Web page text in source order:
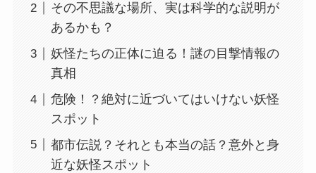
その不思議な場所、実は科学的な説明が
あるかも？
妖怪たちの正体に迫る！謎の目撃情報の
真相
危険！？絶対に近づいてはいけない妖怪
スポット
都市伝説？それとも本当の話？意外と身
近な妖怪スポット